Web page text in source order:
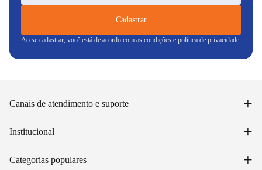
Cadastrar
Ao se cadastrar, você está de acordo com as condições e política de privacidade.
Canais de atendimento e suporte +
Acompanhar pedido
Email: sac@lojasunilar.com.br
Institucional +
Política de entregas
Categorias populares +